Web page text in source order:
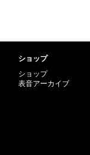
ショップ
ショップ
表音アーカイブ